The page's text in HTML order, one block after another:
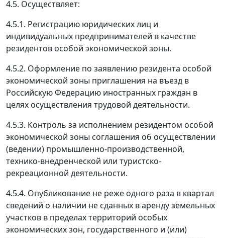
4.5. Осуществляет:
4.5.1. Регистрацию юридических лиц и
индивидуальных предпринимателей в качестве
резидентов особой экономической зоны.
4.5.2. Оформление по заявлению резидента особой
экономической зоны приглашения на въезд в
Российскую Федерацию иностранных граждан в
целях осуществления трудовой деятельности.
4.5.3. Контроль за исполнением резидентом особой
экономической зоны соглашения об осуществлении
(ведении) промышленно-производственной,
технико-внедренческой или туристско-
рекреационной деятельности.
4.5.4. Опубликование не реже одного раза в квартал
сведений о наличии не сданных в аренду земельных
участков в пределах территорий особых
экономических зон, государственного и (или)